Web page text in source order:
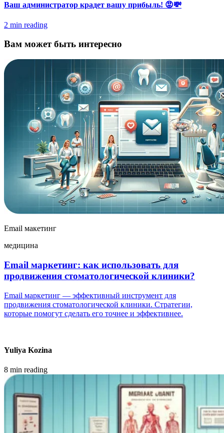
Ваш администратор крадет вашу прибыль! 😡💸
2 min reading
Вам может быть интересно
Email макетинг
медицина
Email маркетинг: как использовать для
продвижения стоматологической клиники?
Email маркетинг — эффективный инструмент для
продвижения стоматологической клиники. Стратегии,
которые помогут сделать его точнее и эффективнее.
Yuliya Kozina
8 min reading